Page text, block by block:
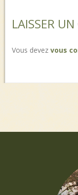
LAISSER
Vous devez vous